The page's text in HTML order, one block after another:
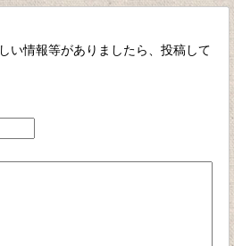
い情報等がありましたら、投稿して